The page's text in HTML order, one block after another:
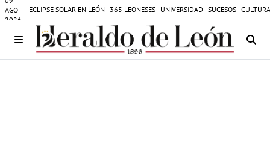
AGO
2026
ECLIPSE SOLAR EN LEÓN 365 LEONESES UNIVERSIDAD SUCESOS